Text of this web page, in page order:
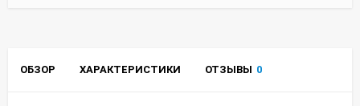
ОБЗОР ХАРАКТЕРИСТИКИ ОТЗЫВЫ 0